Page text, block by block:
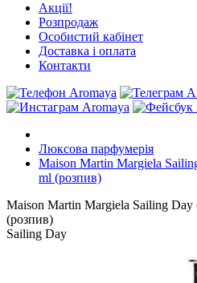
Акції!
Розпродаж
Особистий кабінет
Доставка і оплата
Контакти
Люксова парфумерія
Maison Martin Margiela
ml (розпив)
Maison Martin Margiela Sailing Day
(розпив)
Sailing Day